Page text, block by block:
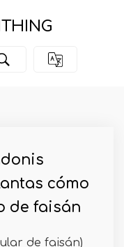
cómo
de faisán
de faisán)